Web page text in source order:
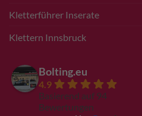
Kletterführer Inserate
Klettern Innsbruck
Bolting.eu
4.9
Basierend auf 94
Bewertungen